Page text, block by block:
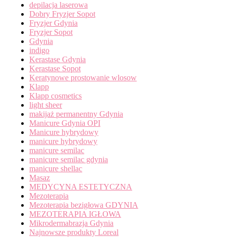
depilacja laserowa
Dobry Fryzjer Sopot
Fryzjer Gdynia
Fryzjer Sopot
Gdynia
indigo
Kerastase Gdynia
Kerastase Sopot
Keratynowe prostowanie wlosow
Klapp
Klapp cosmetics
light sheer
makijaż permanentny Gdynia
Manicure Gdynia OPI
Manicure hybrydowy
manicure hybrydowy
manicure semilac
manicure semilac gdynia
manicure shellac
Masaz
MEDYCYNA ESTETYCZNA
Mezoterapia
Mezoterapia bezigłowa GDYNIA
MEZOTERAPIA IGŁOWA
Mikrodermabrazja Gdynia
Najnowsze produkty Loreal